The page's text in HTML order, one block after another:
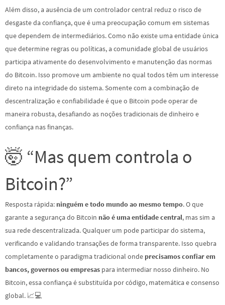
Além disso, a ausência de um controlador central reduz o risco de
desgaste da confiança, que é uma preocupação comum em sistemas
que dependem de intermediários. Como não existe uma entidade única
que determine regras ou políticas, a comunidade global de usuários
participa ativamente do desenvolvimento e manutenção das normas
do Bitcoin. Isso promove um ambiente no qual todos têm um interesse
direto na integridade do sistema. Somente com a combinação de
descentralização e confiabilidade é que o Bitcoin pode operar de
maneira robusta, desafiando as noções tradicionais de dinheiro e
confiança nas finanças.
🤯 “Mas quem controla o
Bitcoin?”
Resposta rápida: ninguém e todo mundo ao mesmo tempo. O que
garante a segurança do Bitcoin não é uma entidade central, mas sim a
sua rede descentralizada. Qualquer um pode participar do sistema,
verificando e validando transações de forma transparente. Isso quebra
completamente o paradigma tradicional onde precisamos confiar em
bancos, governos ou empresas para intermediar nosso dinheiro. No
Bitcoin, essa confiança é substituída por código, matemática e consenso
global. 📈💻